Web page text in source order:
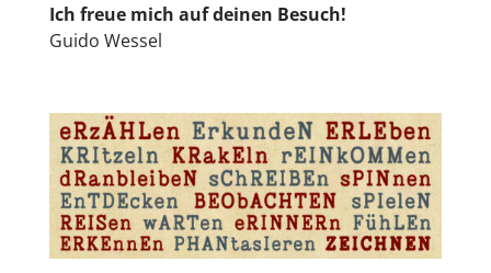
Ich freue mich auf deinen Besuch!
Guido Wessel